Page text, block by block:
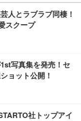
人とラブラブ同棲！
スクープ
写真集を発売！セ
ョット公開！
社トップアイ